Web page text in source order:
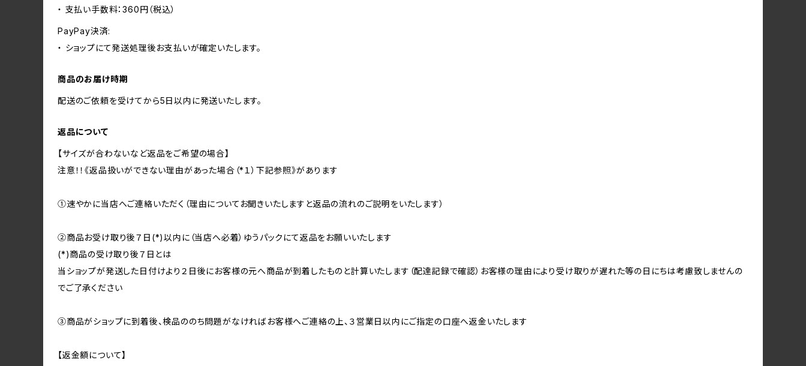
・ 支払い手数料：360円（税込）
PayPay決済:
・ ショップにて発送処理後お支払いが確定いたします。
商品のお届け時期
配送のご依頼を受けてから5日以内に発送いたします。
返品について
【サイズが合わないなど返品をご希望の場合】
注意！！《返品扱いができない理由があった場合（*１）下記参照》があります
①速やかに当店へご連絡いただく（理由についてお聞きいたしますと返品の流れのご説明をいたします）
②商品お受け取り後７日(*)以内に（当店へ必着）ゆうパックにて返品をお願いいたします
(*)商品の受け取り後７日とは
当ショップが発送した日付けより２日後にお客様の元へ商品が到着したものと計算いたします（配達記録で確認）お客様の理由により受け取りが遅れた等の日にちは考慮致しませんの
でご了承ください
③商品がショップに到着後、検品ののち問題がなければお客様へご連絡の上、３営業日以内にご指定の口座へ返金いたします
【返金額について】